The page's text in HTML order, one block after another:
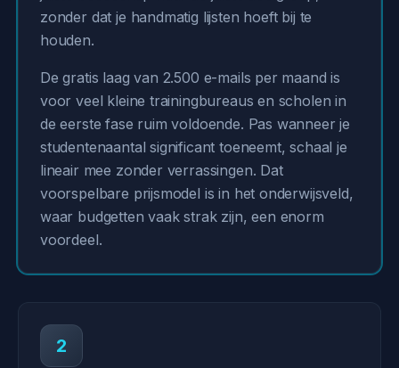
zonder dat je handmatig lijsten hoeft bij te
houden.
De gratis laag van 2.500 e-mails per maand is
voor veel kleine trainingbureaus en scholen in
de eerste fase ruim voldoende. Pas wanneer je
studentenaantal significant toeneemt, schaal je
lineair mee zonder verrassingen. Dat
voorspelbare prijsmodel is in het onderwijsveld,
waar budgetten vaak strak zijn, een enorm
voordeel.
2